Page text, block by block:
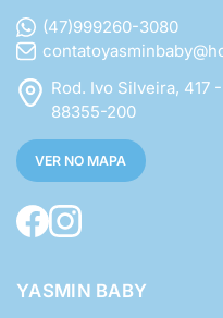
(47)999260-3080
Rod. Ivo Silveira, 417
88355-200
VER NO MAPA
YASMIN BABY